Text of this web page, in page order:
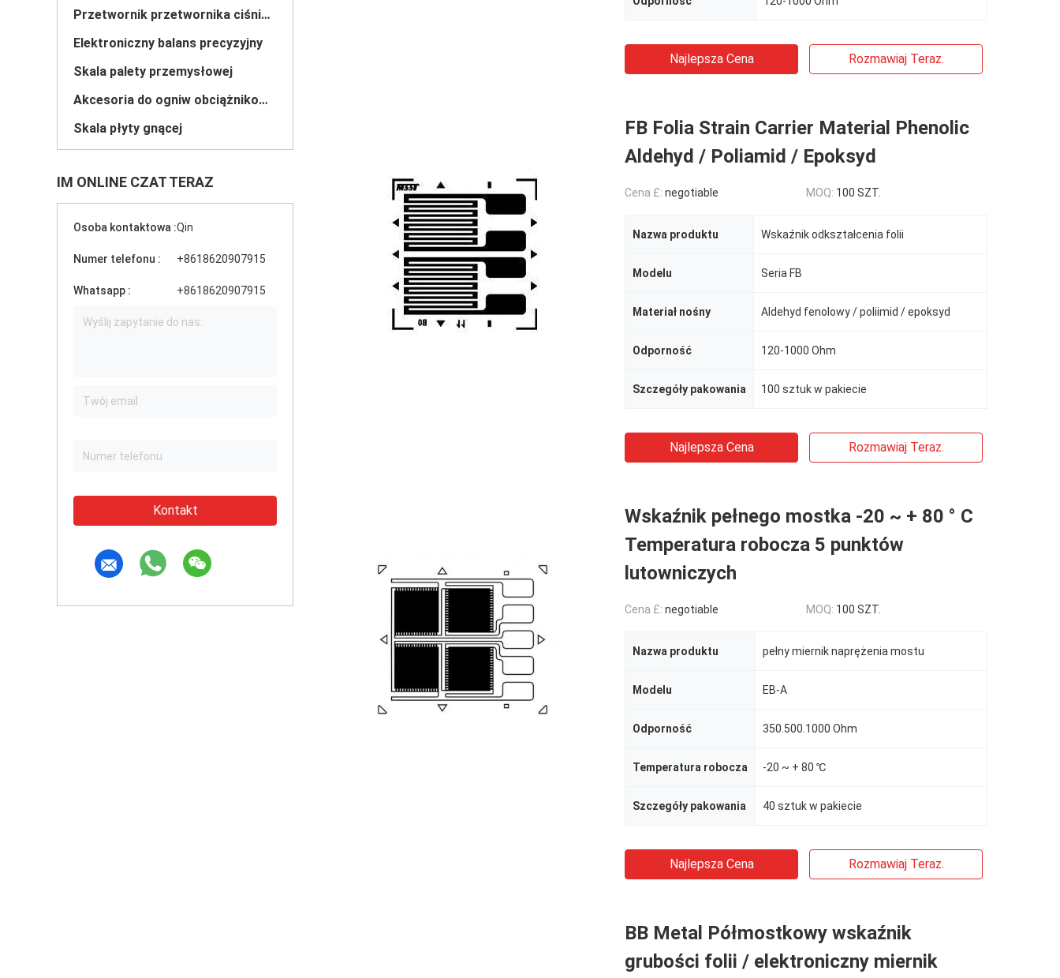
Przetwornik przetwornika ciśnienia
Elektroniczny balans precyzyjny
Skala palety przemysłowej
Akcesoria do ogniw obciążnikowych
Skala płyty gnącej
IM ONLINE CZAT TERAZ
Osoba kontaktowa :Qin
Numer telefonu : +8618620907915
Whatsapp : +8618620907915
Kontakt
Najlepsza Cena Rozmawiaj Teraz.
FB Folia Strain Carrier Material Phenolic
Aldehyd / Poliamid / Epoksyd
Cena £: negotiable MOQ: 100 SZT.
Nazwa produktu Wskaźnik odkształcenia folii
Modelu Seria FB
Materiał nośny Aldehyd fenolowy / poliimid / epoksyd
Odporność 120-1000 Ohm
Szczegóły pakowania 100 sztuk w pakiecie
Najlepsza Cena Rozmawiaj Teraz.
Wskaźnik pełnego mostka -20 ~ + 80 ° C
Temperatura robocza 5 punktów
lutowniczych
Cena £: negotiable MOQ: 100 SZT.
Nazwa produktu pełny miernik naprężenia mostu
Modelu EB-A
Odporność 350.500.1000 Ohm
Temperatura robocza -20 ~ + 80 ℃
Szczegóły pakowania 40 sztuk w pakiecie
Najlepsza Cena Rozmawiaj Teraz.
BB Metal Półmostkowy wskaźnik
grubości folii / elektroniczny miernik